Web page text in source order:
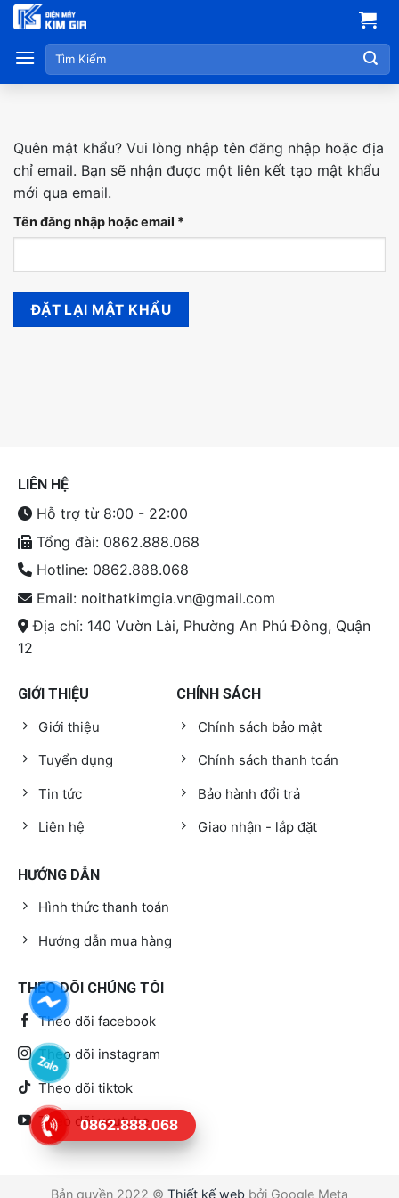
Skip
content Tìm
kiếm:
Quên mật khẩu? Vui lòng nhập tên đăng nhập hoặc địa
chỉ email. Bạn sẽ nhận được một liên kết tạo mật khẩu
mới qua email.
Tên đăng nhập hoặc email *
buộc
ĐẶT LẠI MẬT KHẨU
LIÊN HỆ
Hỗ trợ từ 8:00 - 22:00
Tổng đài: 0862.888.068
Hotline: 0862.888.068
Email: noithatkimgia.vn@gmail.com
Địa chỉ: 140 Vườn Lài, Phường An Phú Đông, Quận
12
GIỚI THIỆU
Giới thiệu
Tuyển dụng
Tin tức
Liên hệ
CHÍNH SÁCH
Chính sách bảo mật
Chính sách thanh toán
Bảo hành đổi trả
Giao nhận - lắp đặt
HƯỚNG DẪN
Hình thức thanh toán
Hướng dẫn mua hàng
THEO DÕI CHÚNG TÔI
Theo dõi facebook
Theo dõi instagram
Theo dõi tiktok
Theo dõi youtube
Bản quyền 2022 © Thiết kế web bởi Google Meta
0862.888.068